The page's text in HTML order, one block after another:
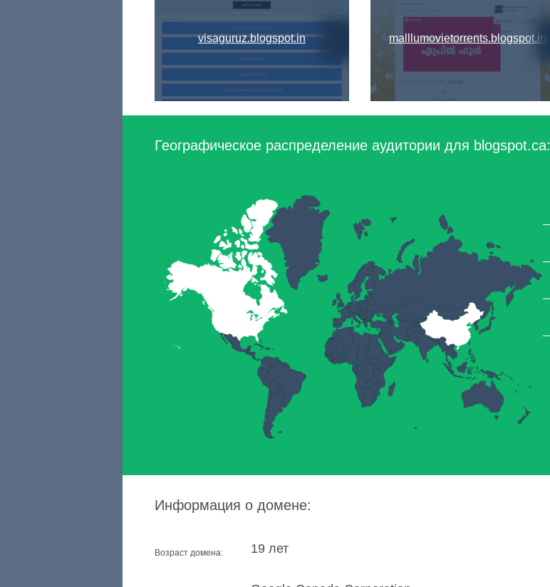
visaguruz.blogspot.in malllumovietorrents.blogspot.in
Географическое распределение аудитории для blogspot.ca:
Информация о домене:
Возраст домена: 19 лет